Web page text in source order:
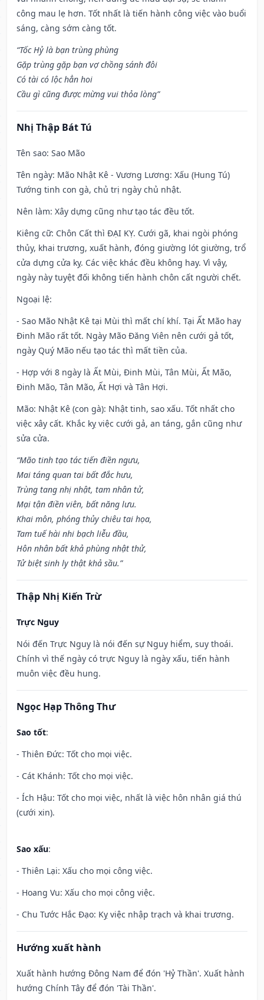
công mau lẹ hơn. Tốt nhất là tiến hành công việc vào buổi
sáng, càng sớm càng tốt.
“Tốc Hỷ là bạn trùng phùng
Gặp trùng gặp bạn vợ chồng sánh đôi
Có tài có lộc hẳn hoi
Cầu gì cũng được mừng vui thỏa lòng”
Nhị Thập Bát Tú
Tên sao: Sao Mão
Tên ngày: Mão Nhật Kê - Vương Lương: Xấu (Hung Tú)
Tướng tinh con gà, chủ trị ngày chủ nhật.
Nên làm: Xây dựng cũng như tạo tác đều tốt.
Kiêng cữ: Chôn Cất thì ĐẠI KỴ. Cưới gã, khai ngòi phóng
thủy, khai trương, xuất hành, đóng giường lót giường, trổ
cửa dựng cửa kỵ. Các việc khác đều không hay. Vì vậy,
ngày này tuyệt đối không tiến hành chôn cất người chết.
Ngoại lệ:
- Sao Mão Nhật Kê tại Mùi thì mất chí khí. Tại Ất Mão hay
Đinh Mão rất tốt. Ngày Mão Đăng Viên nên cưới gả tốt,
ngày Quý Mão nếu tạo tác thì mất tiền của.
- Hợp với 8 ngày là Ất Mùi, Đinh Mùi, Tân Mùi, Ất Mão,
Đinh Mão, Tân Mão, Ất Hợi và Tân Hợi.
Mão: Nhật Kê (con gà): Nhật tinh, sao xấu. Tốt nhất cho
việc xây cất. Khắc kỵ việc cưới gả, an táng, gắn cũng như
sửa cửa.
“Mão tinh tạo tác tiến điền ngưu,
Mai táng quan tai bất đắc hưu,
Trùng tang nhị nhật, tam nhân tử,
Mại tận điền viên, bất năng lưu.
Khai môn, phóng thủy chiêu tai họa,
Tam tuế hài nhi bạch liễu đầu,
Hôn nhân bất khả phùng nhật thử,
Tử biệt sinh ly thật khả sầu.”
Thập Nhị Kiến Trừ
Trực Nguy
Nói đến Trực Nguy là nói đến sự Nguy hiểm, suy thoái.
Chính vì thế ngày có trực Nguy là ngày xấu, tiến hành
muôn việc đều hung.
Ngọc Hạp Thông Thư
Sao tốt:
- Thiên Đức: Tốt cho mọi việc.
- Cát Khánh: Tốt cho mọi việc.
- Ích Hậu: Tốt cho mọi việc, nhất là việc hôn nhân giá thú
(cưới xin).
Sao xấu:
- Thiên Lại: Xấu cho mọi công việc.
- Hoang Vu: Xấu cho mọi công việc.
- Chu Tước Hắc Đạo: Kỵ việc nhập trạch và khai trương.
Hướng xuất hành
Xuất hành hướng Đông Nam để đón 'Hỷ Thần'. Xuất hành
hướng Chính Tây để đón 'Tài Thần'.